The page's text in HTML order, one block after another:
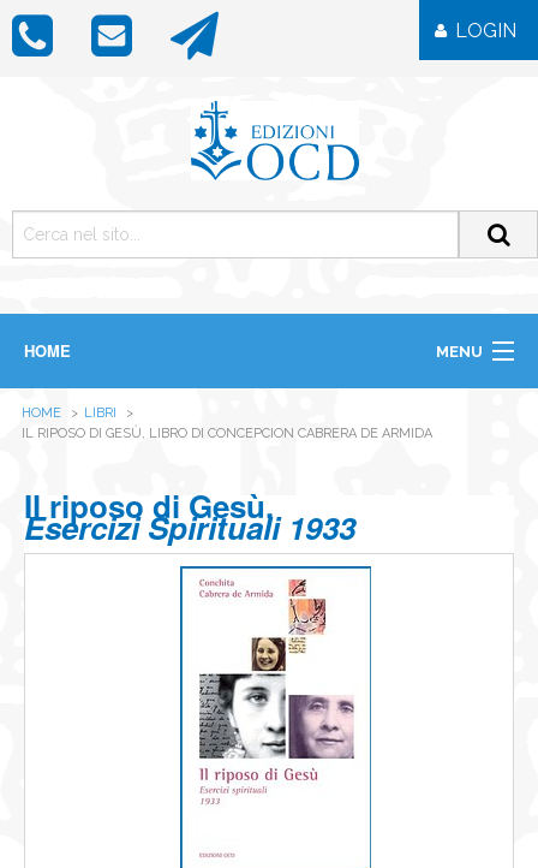
LOGIN
HOME MENU
LIBRI
IMMAGINI
OGGETTISTICA
NEWS
HOME
LIBRI
IL RIPOSO DI GESÙ, LIBRO DI CONCEPCION CABRERA DE ARMIDA
Il riposo di Gesù.
Esercizi Spirituali 1933